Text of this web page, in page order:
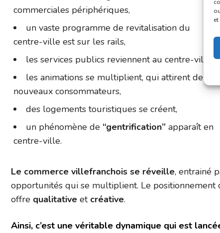
commerciales périphériques,
un vaste programme de revitalisation du
centre-ville est sur les rails,
les services publics reviennent au centre-ville,
les animations se multiplient, qui attirent de
nouveaux consommateurs,
des logements touristiques se créent,
un phénomène de “gentrification” apparaît en
centre-ville.
Le commerce villefranchois se réveille, entrainé
opportunités qui se multiplient. Le positionnement
offre qualitative et créative.
Ainsi, c’est une véritable dynamique qui est